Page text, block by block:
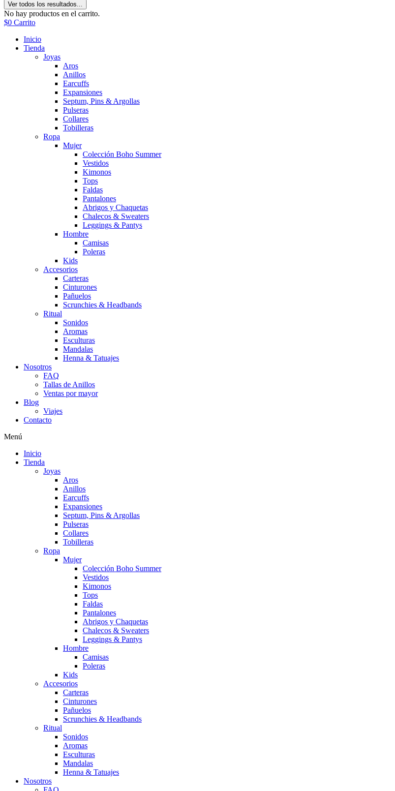
Ver todos los resultados...
No hay productos en el carrito.
$0 Carrito
Inicio
Tienda
Joyas
Aros
Anillos
Earcuffs
Expansiones
Septum, Pins & Argollas
Pulseras
Collares
Tobilleras
Ropa
Mujer
Colección Boho Summer
Vestidos
Kimonos
Tops
Faldas
Pantalones
Abrigos y Chaquetas
Chalecos & Sweaters
Leggings & Pantys
Hombre
Camisas
Poleras
Kids
Accesorios
Carteras
Cinturones
Pañuelos
Scrunchies & Headbands
Ritual
Sonidos
Aromas
Esculturas
Mandalas
Henna & Tatuajes
Nosotros
FAQ
Tallas de Anillos
Ventas por mayor
Blog
Viajes
Contacto
Menú
Inicio
Tienda
Joyas
Aros
Anillos
Earcuffs
Expansiones
Septum, Pins & Argollas
Pulseras
Collares
Tobilleras
Ropa
Mujer
Colección Boho Summer
Vestidos
Kimonos
Tops
Faldas
Pantalones
Abrigos y Chaquetas
Chalecos & Sweaters
Leggings & Pantys
Hombre
Camisas
Poleras
Kids
Accesorios
Carteras
Cinturones
Pañuelos
Scrunchies & Headbands
Ritual
Sonidos
Aromas
Esculturas
Mandalas
Henna & Tatuajes
Nosotros